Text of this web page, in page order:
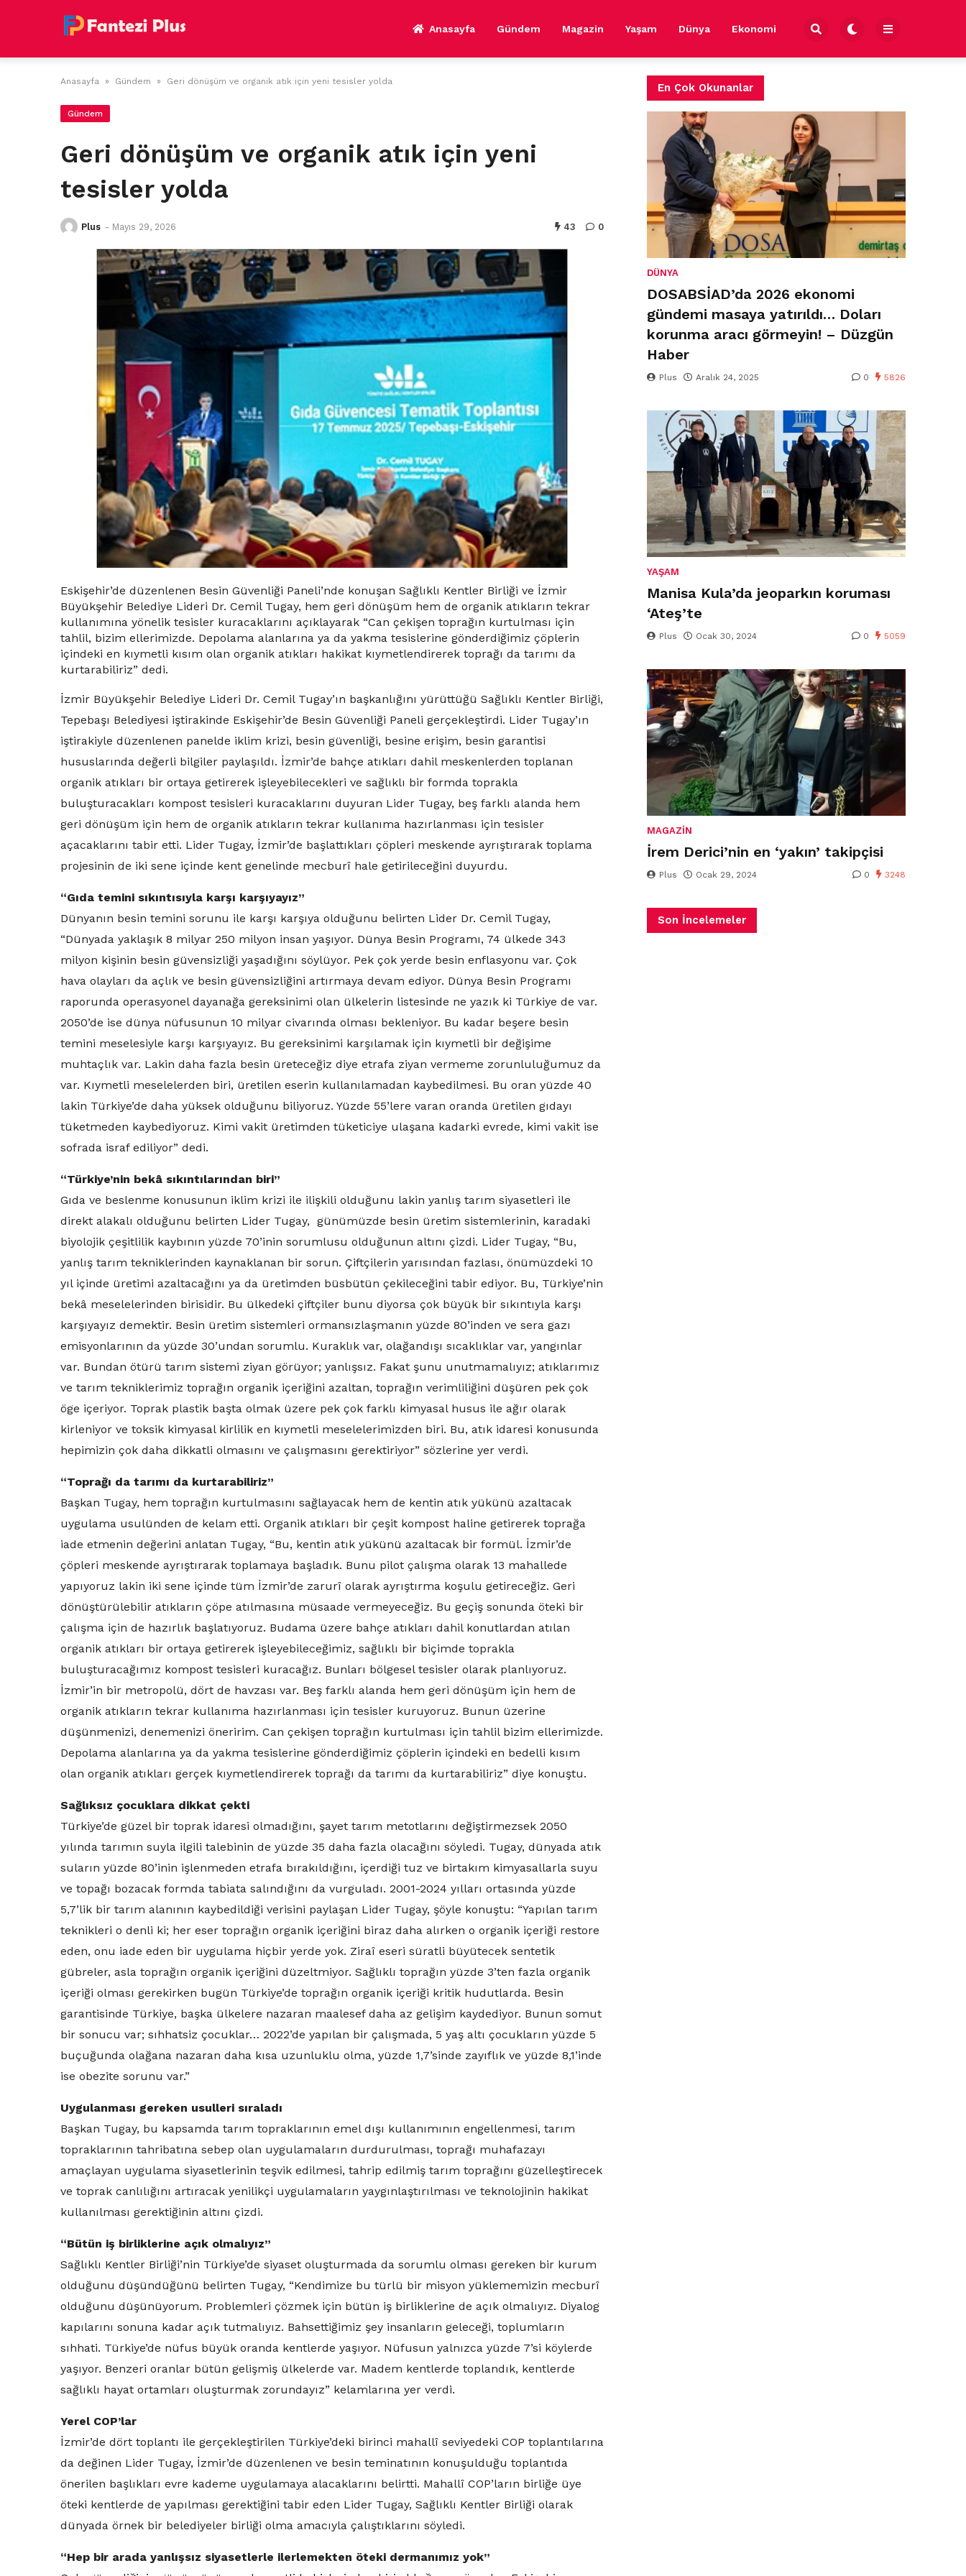
Anasayfa Gündem Magazin Yaşam Dünya Ekonomi
Anasayfa » Gündem » Geri dönüşüm ve organik atık için yeni tesisler yolda
Gündem
Geri dönüşüm ve organik atık için yeni
tesisler yolda
Plus - Mayıs 29, 2026 43 0
Eskişehir’de düzenlenen Besin Güvenliği Paneli’nde konuşan Sağlıklı Kentler Birliği ve İzmir
Büyükşehir Belediye Lideri Dr. Cemil Tugay, hem geri dönüşüm hem de organik atıkların tekrar
kullanımına yönelik tesisler kuracaklarını açıklayarak “Can çekişen toprağın kurtulması için
tahlil, bizim ellerimizde. Depolama alanlarına ya da yakma tesislerine gönderdiğimiz çöplerin
içindeki en kıymetli kısım olan organik atıkları hakikat kıymetlendirerek toprağı da tarımı da
kurtarabiliriz” dedi.
İzmir Büyükşehir Belediye Lideri Dr. Cemil Tugay’ın başkanlığını yürüttüğü Sağlıklı Kentler Birliği,
Tepebaşı Belediyesi iştirakinde Eskişehir’de Besin Güvenliği Paneli gerçekleştirdi. Lider Tugay’ın
iştirakiyle düzenlenen panelde iklim krizi, besin güvenliği, besine erişim, besin garantisi
hususlarında değerli bilgiler paylaşıldı. İzmir’de bahçe atıkları dahil meskenlerden toplanan
organik atıkları bir ortaya getirerek işleyebilecekleri ve sağlıklı bir formda toprakla
buluşturacakları kompost tesisleri kuracaklarını duyuran Lider Tugay, beş farklı alanda hem
geri dönüşüm için hem de organik atıkların tekrar kullanıma hazırlanması için tesisler
açacaklarını tabir etti. Lider Tugay, İzmir’de başlattıkları çöpleri meskende ayrıştırarak toplama
projesinin de iki sene içinde kent genelinde mecburî hale getirileceğini duyurdu.
“Gıda temini sıkıntısıyla karşı karşıyayız”
Dünyanın besin temini sorunu ile karşı karşıya olduğunu belirten Lider Dr. Cemil Tugay,
“Dünyada yaklaşık 8 milyar 250 milyon insan yaşıyor. Dünya Besin Programı, 74 ülkede 343
milyon kişinin besin güvensizliği yaşadığını söylüyor. Pek çok yerde besin enflasyonu var. Çok
hava olayları da açlık ve besin güvensizliğini artırmaya devam ediyor. Dünya Besin Programı
raporunda operasyonel dayanağa gereksinimi olan ülkelerin listesinde ne yazık ki Türkiye de var.
2050’de ise dünya nüfusunun 10 milyar civarında olması bekleniyor. Bu kadar beşere besin
temini meselesiyle karşı karşıyayız. Bu gereksinimi karşılamak için kıymetli bir değişime
muhtaçlık var. Lakin daha fazla besin üreteceğiz diye etrafa ziyan vermeme zorunluluğumuz da
var. Kıymetli meselelerden biri, üretilen eserin kullanılamadan kaybedilmesi. Bu oran yüzde 40
lakin Türkiye’de daha yüksek olduğunu biliyoruz. Yüzde 55’lere varan oranda üretilen gıdayı
tüketmeden kaybediyoruz. Kimi vakit üretimden tüketiciye ulaşana kadarki evrede, kimi vakit ise
sofrada israf ediliyor” dedi.
“Türkiye’nin bekâ sıkıntılarından biri”
Gıda ve beslenme konusunun iklim krizi ile ilişkili olduğunu lakin yanlış tarım siyasetleri ile
direkt alakalı olduğunu belirten Lider Tugay, günümüzde besin üretim sistemlerinin, karadaki
biyolojik çeşitlilik kaybının yüzde 70’inin sorumlusu olduğunun altını çizdi. Lider Tugay, “Bu,
yanlış tarım tekniklerinden kaynaklanan bir sorun. Çiftçilerin yarısından fazlası, önümüzdeki 10
yıl içinde üretimi azaltacağını ya da üretimden büsbütün çekileceğini tabir ediyor. Bu, Türkiye’nin
bekâ meselelerinden birisidir. Bu ülkedeki çiftçiler bunu diyorsa çok büyük bir sıkıntıyla karşı
karşıyayız demektir. Besin üretim sistemleri ormansızlaşmanın yüzde 80’inden ve sera gazı
emisyonlarının da yüzde 30’undan sorumlu. Kuraklık var, olağandışı sıcaklıklar var, yangınlar
var. Bundan ötürü tarım sistemi ziyan görüyor; yanlışsız. Fakat şunu unutmamalıyız; atıklarımız
ve tarım tekniklerimiz toprağın organik içeriğini azaltan, toprağın verimliliğini düşüren pek çok
öge içeriyor. Toprak plastik başta olmak üzere pek çok farklı kimyasal husus ile ağır olarak
kirleniyor ve toksik kimyasal kirlilik en kıymetli meselelerimizden biri. Bu, atık idaresi konusunda
hepimizin çok daha dikkatli olmasını ve çalışmasını gerektiriyor” sözlerine yer verdi.
“Toprağı da tarımı da kurtarabiliriz”
Başkan Tugay, hem toprağın kurtulmasını sağlayacak hem de kentin atık yükünü azaltacak
uygulama usulünden de kelam etti. Organik atıkları bir çeşit kompost haline getirerek toprağa
iade etmenin değerini anlatan Tugay, “Bu, kentin atık yükünü azaltacak bir formül. İzmir’de
çöpleri meskende ayrıştırarak toplamaya başladık. Bunu pilot çalışma olarak 13 mahallede
yapıyoruz lakin iki sene içinde tüm İzmir’de zarurî olarak ayrıştırma koşulu getireceğiz. Geri
dönüştürülebilir atıkların çöpe atılmasına müsaade vermeyeceğiz. Bu geçiş sonunda öteki bir
çalışma için de hazırlık başlatıyoruz. Budama üzere bahçe atıkları dahil konutlardan atılan
organik atıkları bir ortaya getirerek işleyebileceğimiz, sağlıklı bir biçimde toprakla
buluşturacağımız kompost tesisleri kuracağız. Bunları bölgesel tesisler olarak planlıyoruz.
İzmir’in bir metropolü, dört de havzası var. Beş farklı alanda hem geri dönüşüm için hem de
organik atıkların tekrar kullanıma hazırlanması için tesisler kuruyoruz. Bunun üzerine
düşünmenizi, denemenizi öneririm. Can çekişen toprağın kurtulması için tahlil bizim ellerimizde.
Depolama alanlarına ya da yakma tesislerine gönderdiğimiz çöplerin içindeki en bedelli kısım
olan organik atıkları gerçek kıymetlendirerek toprağı da tarımı da kurtarabiliriz” diye konuştu.
Sağlıksız çocuklara dikkat çekti
Türkiye’de güzel bir toprak idaresi olmadığını, şayet tarım metotlarını değiştirmezsek 2050
yılında tarımın suyla ilgili talebinin de yüzde 35 daha fazla olacağını söyledi. Tugay, dünyada atık
suların yüzde 80’inin işlenmeden etrafa bırakıldığını, içerdiği tuz ve birtakım kimyasallarla suyu
ve topağı bozacak formda tabiata salındığını da vurguladı. 2001-2024 yılları ortasında yüzde
5,7’lik bir tarım alanının kaybedildiği verisini paylaşan Lider Tugay, şöyle konuştu: “Yapılan tarım
teknikleri o denli ki; her eser toprağın organik içeriğini biraz daha alırken o organik içeriği restore
eden, onu iade eden bir uygulama hiçbir yerde yok. Ziraî eseri süratli büyütecek sentetik
gübreler, asla toprağın organik içeriğini düzeltmiyor. Sağlıklı toprağın yüzde 3’ten fazla organik
içeriği olması gerekirken bugün Türkiye’de toprağın organik içeriği kritik hudutlarda. Besin
garantisinde Türkiye, başka ülkelere nazaran maalesef daha az gelişim kaydediyor. Bunun somut
bir sonucu var; sıhhatsiz çocuklar… 2022’de yapılan bir çalışmada, 5 yaş altı çocukların yüzde 5
buçuğunda olağana nazaran daha kısa uzunluklu olma, yüzde 1,7’sinde zayıflık ve yüzde 8,1’inde
ise obezite sorunu var.”
Uygulanması gereken usulleri sıraladı
Başkan Tugay, bu kapsamda tarım topraklarının emel dışı kullanımının engellenmesi, tarım
topraklarının tahribatına sebep olan uygulamaların durdurulması, toprağı muhafazayı
amaçlayan uygulama siyasetlerinin teşvik edilmesi, tahrip edilmiş tarım toprağını güzelleştirecek
ve toprak canlılığını artıracak yenilikçi uygulamaların yaygınlaştırılması ve teknolojinin hakikat
kullanılması gerektiğinin altını çizdi.
“Bütün iş birliklerine açık olmalıyız”
Sağlıklı Kentler Birliği’nin Türkiye’de siyaset oluşturmada da sorumlu olması gereken bir kurum
olduğunu düşündüğünü belirten Tugay, “Kendimize bu türlü bir misyon yüklememizin mecburî
olduğunu düşünüyorum. Problemleri çözmek için bütün iş birliklerine de açık olmalıyız. Diyalog
kapılarını sonuna kadar açık tutmalıyız. Bahsettiğimiz şey insanların geleceği, toplumların
sıhhati. Türkiye’de nüfus büyük oranda kentlerde yaşıyor. Nüfusun yalnızca yüzde 7’si köylerde
yaşıyor. Benzeri oranlar bütün gelişmiş ülkelerde var. Madem kentlerde toplandık, kentlerde
sağlıklı hayat ortamları oluşturmak zorundayız” kelamlarına yer verdi.
Yerel COP’lar
İzmir’de dört toplantı ile gerçekleştirilen Türkiye’deki birinci mahallî seviyedeki COP toplantılarına
da değinen Lider Tugay, İzmir’de düzenlenen ve besin teminatının konuşulduğu toplantıda
önerilen başlıkları evre kademe uygulamaya alacaklarını belirtti. Mahallî COP’ların birliğe üye
öteki kentlerde de yapılması gerektiğini tabir eden Lider Tugay, Sağlıklı Kentler Birliği olarak
dünyada örnek bir belediyeler birliği olma amacıyla çalıştıklarını söyledi.
“Hep bir arada yanlışsız siyasetlerle ilerlemekten öteki dermanımız yok”
En Çok Okunanlar
DÜNYA
DOSABSİAD’da 2026 ekonomi
gündemi masaya yatırıldı… Doları
korunma aracı görmeyin! – Düzgün
Haber
Plus Aralık 24, 2025 0 5826
YAŞAM
Manisa Kula’da jeoparkın koruması
‘Ateş’te
Plus Ocak 30, 2024 0 5059
MAGAZIN
İrem Derici’nin en ‘yakın’ takipçisi
Plus Ocak 29, 2024 0 3248
Son İncelemeler